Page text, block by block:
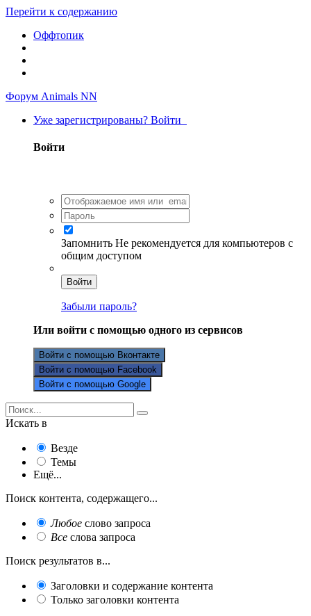
Перейти к содержанию
Оффтопик
Форум Animals NN
Уже зарегистрированы? Войти
Войти
Запомнить Не рекомендуется для компьютеров с
общим доступом
Войти
Забыли пароль?
Или войти с помощью одного из сервисов
Войти с помощью Вконтакте
Войти с помощью Facebook
Войти с помощью Google
Искать в
Везде
Темы
Ещё...
Поиск контента, содержащего...
Любое слово запроса
Все слова запроса
Поиск результатов в...
Заголовки и содержание контента
Только заголовки контента